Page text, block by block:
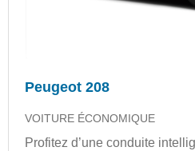
Peugeot 208
VOITURE ÉCONOMIQUE
Profitez d’une conduite